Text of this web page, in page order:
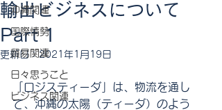
沖縄関連
国際情勢
貿易関連
日々思うこと
ビジネス関連
輸出ビジネスについて
Part 1
更新日：2021年1月19日
「ロジスティーダ」は、物流を通し
て、沖縄の太陽（ティーダ）のよう